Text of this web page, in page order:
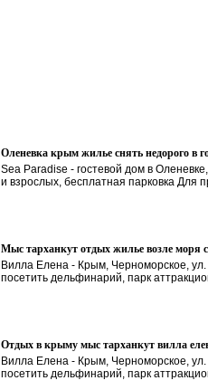
Оленевка крым жилье снять недорого в
Sea Paradise - гостевой дом в
и взрослых, бесплатная парковка Для
Мыс тарханкут отдых жилье возле моря
Вилла Елена - Крым, Черноморское,
посетить дельфинарий, парк
Отдых в крыму мыс тарханкут вилла
Вилла Елена - Крым, Черноморское,
посетить дельфинарий, парк